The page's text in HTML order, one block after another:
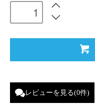
レビューを見る(0件)